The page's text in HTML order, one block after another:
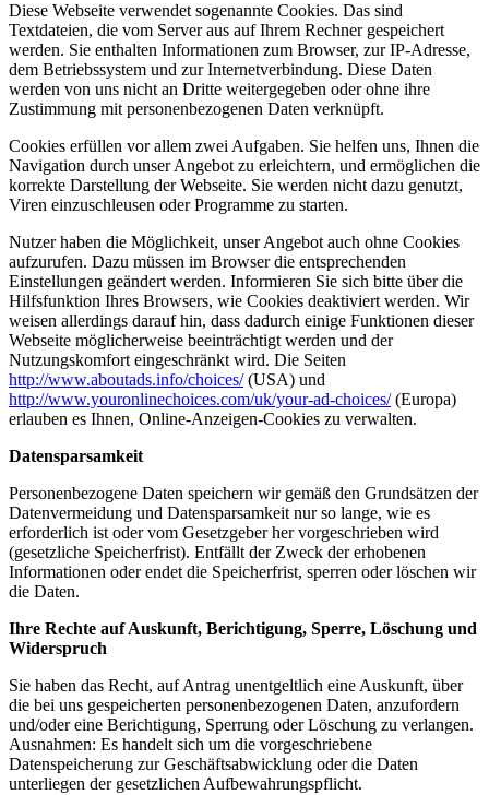
Diese Webseite verwendet sogenannte Cookies. Das sind
Textdateien, die vom Server aus auf Ihrem Rechner gespeichert
werden. Sie enthalten Informationen zum Browser, zur IP-Adresse,
dem Betriebssystem und zur Internetverbindung. Diese Daten
werden von uns nicht an Dritte weitergegeben oder ohne ihre
Zustimmung mit personenbezogenen Daten verknüpft.
Cookies erfüllen vor allem zwei Aufgaben. Sie helfen uns, Ihnen die
Navigation durch unser Angebot zu erleichtern, und ermöglichen die
korrekte Darstellung der Webseite. Sie werden nicht dazu genutzt,
Viren einzuschleusen oder Programme zu starten.
Nutzer haben die Möglichkeit, unser Angebot auch ohne Cookies
aufzurufen. Dazu müssen im Browser die entsprechenden
Einstellungen geändert werden. Informieren Sie sich bitte über die
Hilfsfunktion Ihres Browsers, wie Cookies deaktiviert werden. Wir
weisen allerdings darauf hin, dass dadurch einige Funktionen dieser
Webseite möglicherweise beeinträchtigt werden und der
Nutzungskomfort eingeschränkt wird. Die Seiten
http://www.aboutads.info/choices/(USA) und
http://www.youronlinechoices.com/uk/your-ad-choices/(Europa)
erlauben es Ihnen, Online-Anzeigen-Cookies zu verwalten.
Datensparsamkeit
Personenbezogene Daten speichern wir gemäß den Grundsätzen der
Datenvermeidung und Datensparsamkeit nur so lange, wie es
erforderlich ist oder vom Gesetzgeber her vorgeschrieben wird
(gesetzliche Speicherfrist). Entfällt der Zweck der erhobenen
Informationen oder endet die Speicherfrist, sperren oder löschen wir
die Daten.
Ihre Rechte auf Auskunft, Berichtigung, Sperre, Löschung und
Widerspruch
Sie haben das Recht, auf Antrag unentgeltlich eine Auskunft, über
die bei uns gespeicherten personenbezogenen Daten, anzufordern
und/oder eine Berichtigung, Sperrung oder Löschung zu verlangen.
Ausnahmen: Es handelt sich um die vorgeschriebene
Datenspeicherung zur Geschäftsabwicklung oder die Daten
unterliegen der gesetzlichen Aufbewahrungspflicht.